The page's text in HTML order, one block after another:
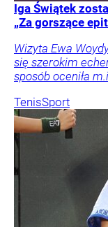
Iga Świątek
„Za gorszące
Wizyta Ewa
się szerokim
sposób oceniła
TenisSport